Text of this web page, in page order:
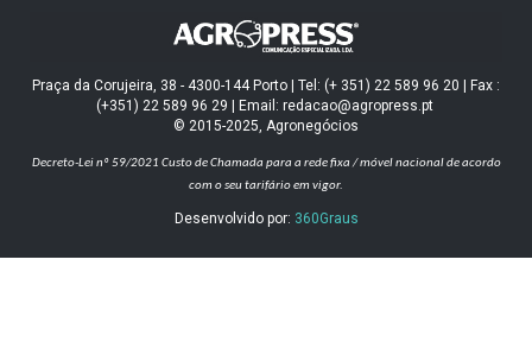
Praça da Corujeira, 38 - 4300-144 Porto | Tel: (+ 351) 22 589 96 20 | Fax :
(+351) 22 589 96 29 | Email: redacao@agropress.pt
© 2015-2025, Agronegócios
Decreto-Lei nº 59/2021 Custo de Chamada para a rede fixa / móvel nacional de acordo
com o seu tarifário em vigor.
Desenvolvido por: 360Graus